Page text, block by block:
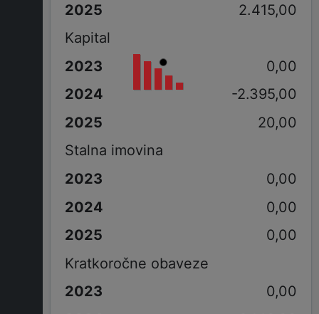
2.415,00
Kapital
0,00
-2.395,00
20,00
Stalna imovina
0,00
0,00
0,00
Kratkoročne obaveze
0,00